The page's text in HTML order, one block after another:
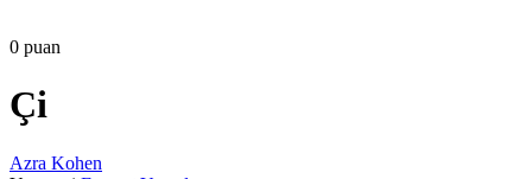
0 puan
Çi
Azra Kohen